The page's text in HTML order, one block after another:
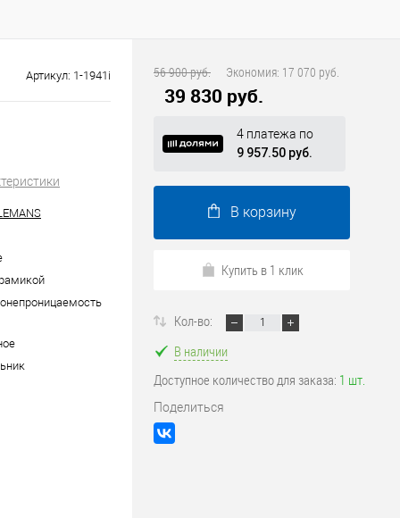
Артикул: 1-1941i 56 900 руб. Экономия: 17 070 руб.
39 830 руб.
4 платежа по
9 957.50 руб.
В корзину
Купить в 1 клик
Кол-во:
В наличии
Доступное количество для заказа: 1 шт.
Поделиться